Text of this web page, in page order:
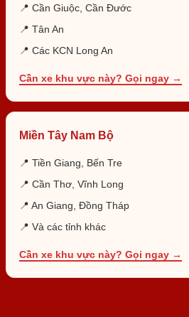
📍 Cần Giuộc, Cần Đước
📍 Tân An
📍 Các KCN Long An
Cần xe khu vực này? Gọi ngay →
Miền Tây Nam Bộ
📍 Tiền Giang, Bến Tre
📍 Cần Thơ, Vĩnh Long
📍 An Giang, Đồng Tháp
📍 Và các tỉnh khác
Cần xe khu vực này? Gọi ngay →